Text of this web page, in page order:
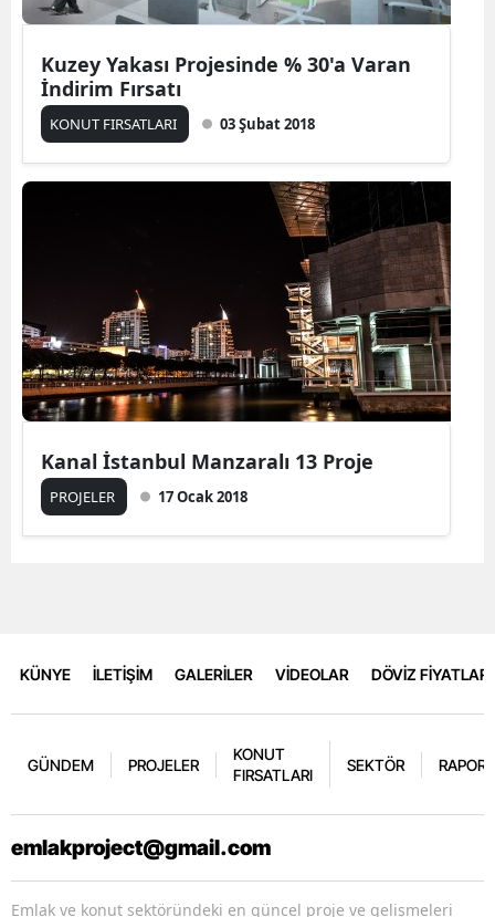
Kuzey Yakası Projesinde % 30'a Varan
İndirim Fırsatı
KONUT FIRSATLARI 03 Şubat 2018
Kanal İstanbul Manzaralı 13 Proje
PROJELER 17 Ocak 2018
KÜNYE İLETİŞİM GALERİLER VİDEOLAR DÖVİZ FİYATLARI
GÜNDEM PROJELER
KONUT
FIRSATLARI
SEKTÖR
emlakproject@gmail.com
Emlak ve konut sektöründeki en güncel proje ve gelişmeleri